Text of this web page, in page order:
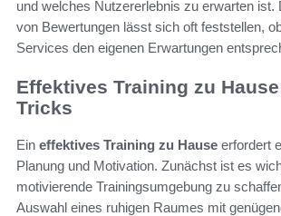
und welches Nutzererlebnis zu erwarten ist.
von Bewertungen lässt sich oft feststellen,
Services den eigenen Erwartungen
Effektives Training zu
Tricks
Ein effektives Training zu Hause erfordert
Planung und Motivation. Zunächst ist es
motivierende Trainingsumgebung zu
Auswahl eines ruhigen Raumes mit